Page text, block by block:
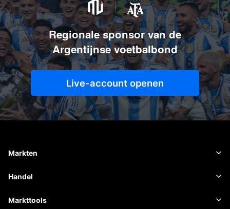
Regionale sponsor van de
Argentijnse voetbalbond
Live-account openen
Markten
Forex
Grondstoffen
Handel
Handelsplatform
Markttools